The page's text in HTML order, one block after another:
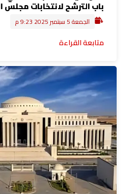
باب الترشح لانتخابات مجلس
الجمعة 5 سبتمبر 2025 9:23 م
متابعة القراءة